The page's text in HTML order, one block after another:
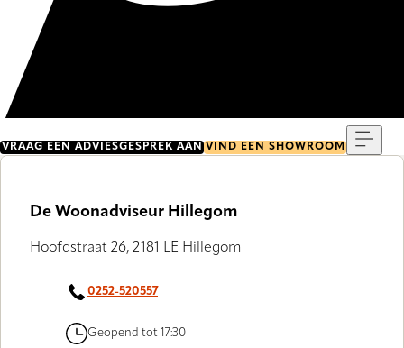
VRAAG EEN ADVIESGESPREK AAN VIND EEN SHOWROOM
De Woonadviseur Hillegom
Hoofdstraat 26, 2181 LE Hillegom
0252-520557
Geopend tot 17:30